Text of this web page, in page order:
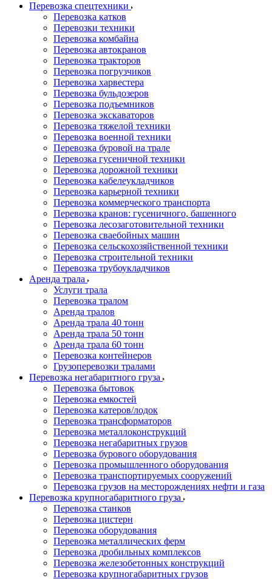
Перевозка спецтехники
Перевозка катков
Перевозки техники
Перевозка комбайна
Перевозка автокранов
Перевозка тракторов
Перевозка погрузчиков
Перевозка харвестера
Перевозка бульдозеров
Перевозка подъемников
Перевозка экскаваторов
Перевозка тяжелой техники
Перевозка военной техники
Перевозка буровой на трале
Перевозка гусеничной техники
Перевозка дорожной техники
Перевозка кабелеукладчиков
Перевозка карьерной техники
Перевозка коммерческого транспорта
Перевозка кранов: гусеничного, башенного
Перевозка лесозаготовительной техники
Перевозка сваебойных машин
Перевозка сельскохозяйственной техники
Перевозка строительной техники
Перевозка трубоукладчиков
Аренда трала
Услуги трала
Перевозка тралом
Аренда тралов
Аренда трала 40 тонн
Аренда трала 50 тонн
Аренда трала 60 тонн
Перевозка контейнеров
Грузоперевозки тралами
Перевозка негабаритного груза
Перевозка бытовок
Перевозка емкостей
Перевозка катеров/лодок
Перевозка трансформаторов
Перевозка металлоконструкций
Перевозка негабаритных грузов
Перевозка бурового оборудования
Перевозка промышленного оборудования
Перевозка транспортируемых сооружений
Перевозка грузов на месторождениях нефти и газа
Перевозка крупногабаритного груза
Перевозка станков
Перевозка цистерн
Перевозка оборудования
Перевозка металлических ферм
Перевозка дробильных комплексов
Перевозка железобетонных конструкций
Перевозка крупногабаритных грузов